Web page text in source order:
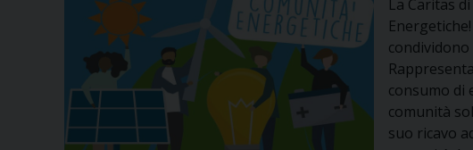
La Caritas
consumo di
comunità
suo ricavo